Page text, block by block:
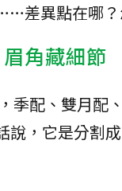
差異點在哪？
角藏細節
季配、雙月配
，它是分割